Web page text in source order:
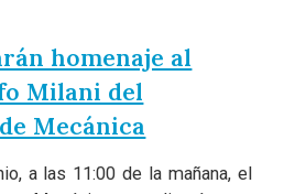
homenaje al
Milani del
Mecánica
a las 11:00 de la mañana, el